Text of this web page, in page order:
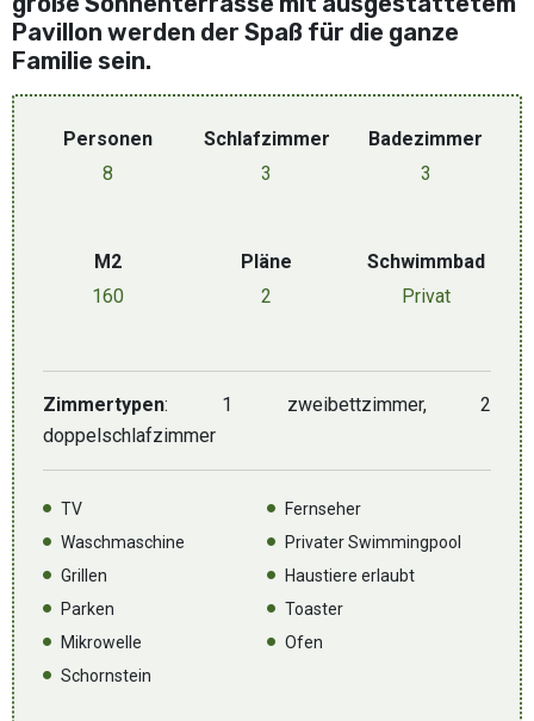
Pavillon werden der Spaß für die ganze
Familie sein.
Personen
8
Schlafzimmer
3
Badezimmer
3
M2
160
Pläne
2
Schwimmbad
Privat
Zimmertypen: 1 zweibettzimmer, 2
doppelschlafzimmer
TV
Fernseher
Waschmaschine
Privater Swimmingpool
Grillen
Haustiere erlaubt
Parken
Toaster
Mikrowelle
Ofen
Schornstein